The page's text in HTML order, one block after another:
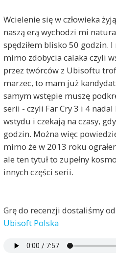
Wcielenie się w człowieka
naszą erą wychodzi mi
spędziłem blisko 50 godzin.
mimo zdobycia calaka czyli
przez twórców z Ubisoftu
marzec, to mam już
samym wstępie muszę
serii - czyli Far Cry 3 i 4
wstydu i czekają na czasy,
godzin. Można więc
mimo że w 2013 roku
ale ten tytuł to zupełny
innych części serii.
Grę do recenzji dostaliśmy
Ubisoft Polska